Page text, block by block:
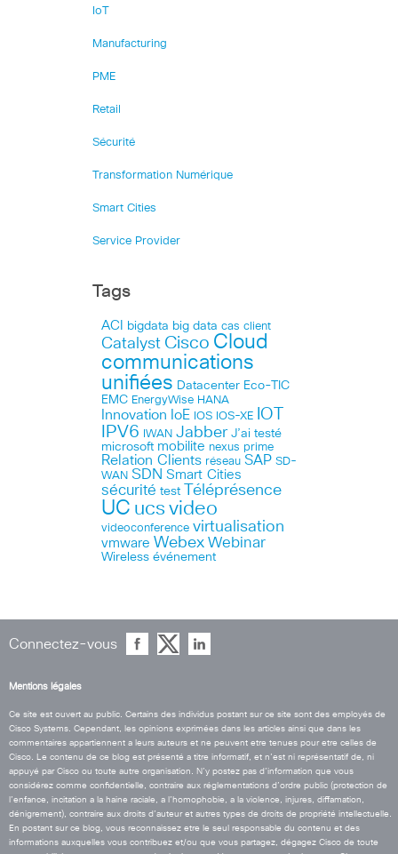
IoT
Manufacturing
PME
Retail
Sécurité
Transformation Numérique
Smart Cities
Service Provider
Tags
ACI bigdata big data cas client
Catalyst Cisco Cloud
communications
unifiées Datacenter Eco-TIC
EMC EnergyWise HANA
Innovation IoE IOS IOS-XE IOT
IPV6 IWAN Jabber J’ai testé
microsoft mobilite nexus prime
Relation Clients réseau SAP SD-
WAN SDN Smart Cities
sécurité test Téléprésence
UC ucs video
videoconference virtualisation
vmware Webex Webinar
Wireless événement
Connectez-vous
Mentions légales
Ce site est ouvert au public. Certains des individus postant sur ce site sont des employés de
Cisco Systems. Cependant, les opinions exprimées dans les articles ainsi que dans les
commentaires appartiennent a leurs auteurs et ne peuvent etre tenues pour etre celles de
Cisco. Le contenu de ce blog est présenté a titre informatif, et n’est ni représentatif de, ni
appuyé par Cisco ou toute autre organisation. N’y postez pas d’information que vous
considérez comme confidentielle, contraire aux réglementations d’ordre public (protection de
l’enfance, incitation a la haine raciale, a l’homophobie, a la violence, injures, diffamation,
dénigrement), contraire aux droits d’auteur et autres types de droits de propriété intellectuelle.
En postant sur ce blog, vous reconnaissez etre le seul responsable du contenu et des
informations auxquelles vous contribuez et/ou que vous partagez, dégagez Cisco de toute